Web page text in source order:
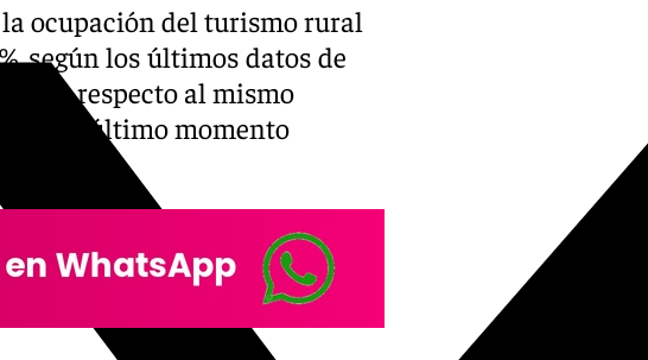
ocupación del turismo rural
según los últimos datos de
más respecto al mismo
de último momento